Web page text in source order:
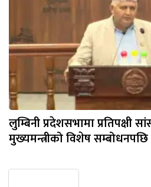
लुम्बिनी प्रदेशसभामा प्रतिपक्षी
मुख्यमन्त्रीको विशेष